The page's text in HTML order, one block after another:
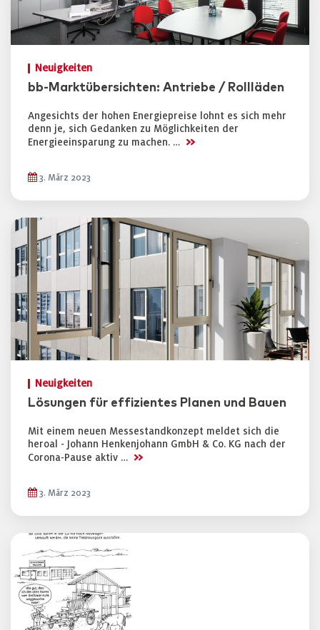
Neuigkeiten
bb-Marktübersichten: Antriebe / Rollläden
Angesichts der hohen Energiepreise lohnt es sich mehr
denn je, sich Gedanken zu Möglichkeiten der
Energieeinsparung zu machen. … >>
3. März 2023
Neuigkeiten
Lösungen für effizientes Planen und Bauen
Mit einem neuen Messestandkonzept meldet sich die
heroal - Johann Henkenjohann GmbH & Co. KG nach der
Corona-Pause aktiv … >>
3. März 2023